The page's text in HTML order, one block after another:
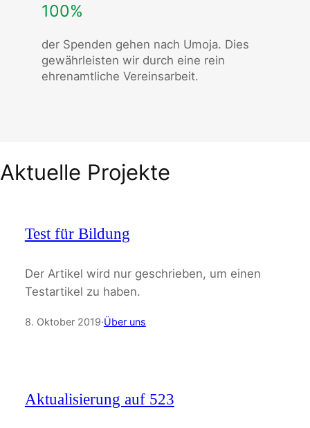
100%
der Spenden gehen nach Umoja. Dies
gewährleisten wir durch eine rein
ehrenamtliche Vereinsarbeit.
Aktuelle Projekte
Test für Bildung
Der Artikel wird nur geschrieben, um einen
Testartikel zu haben.
8. Oktober 2019·Über uns
Aktualisierung auf 523